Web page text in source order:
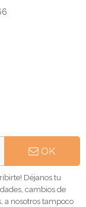
OK
Déjanos tu
cambios de
a nosotros tampoco